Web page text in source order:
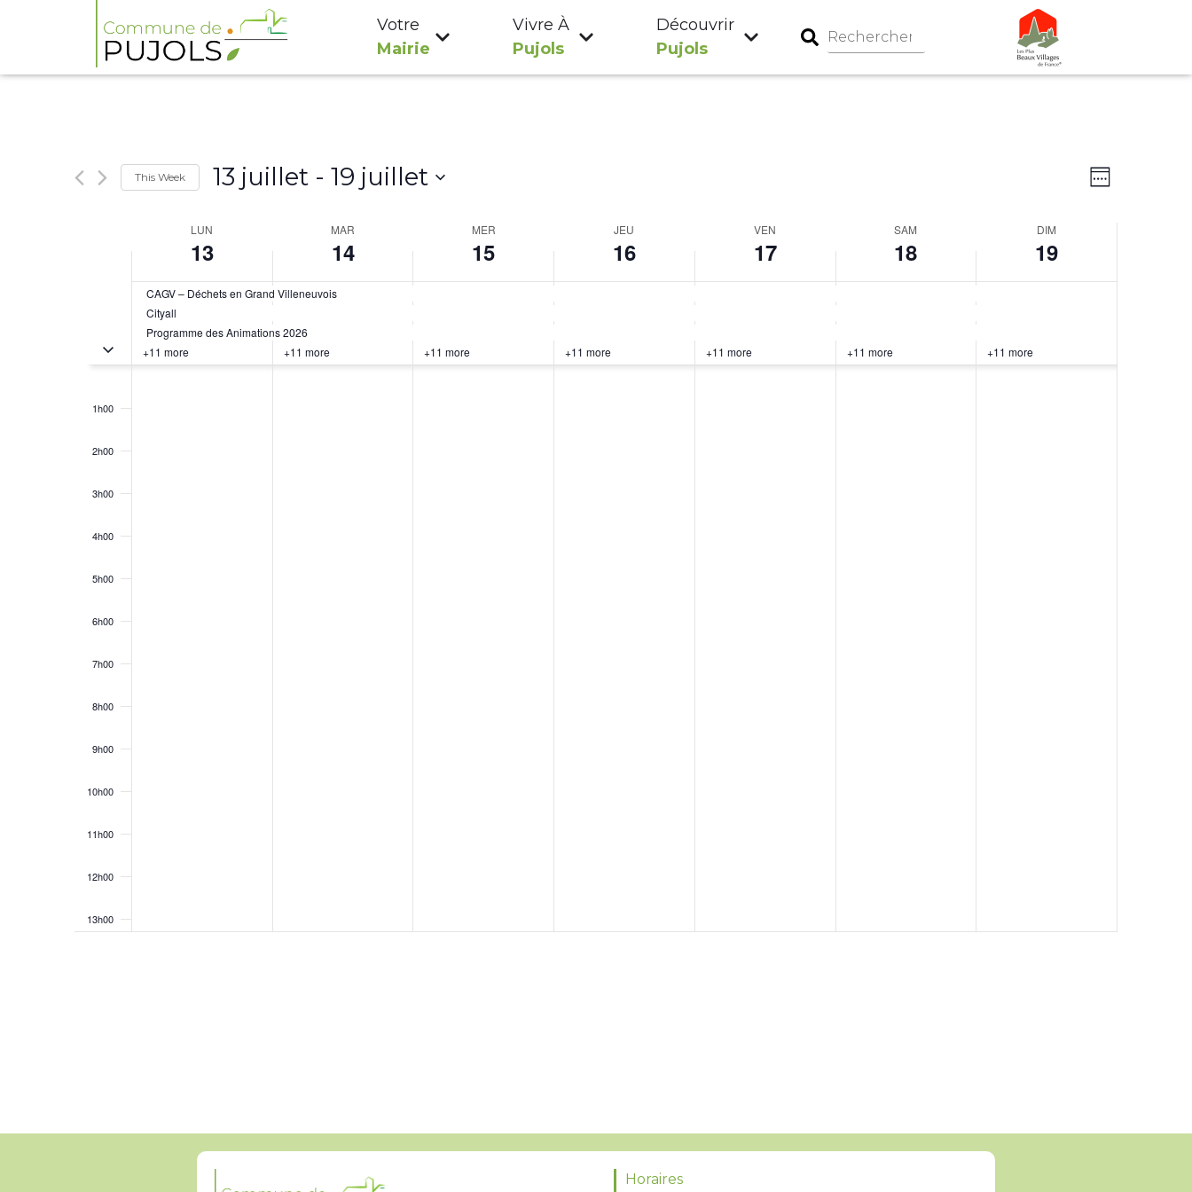
Votre
Mairie
Vivre À
Pujols
Découvrir
Pujols
Navigation
par
de
Week
This Week 13 juillet - 19 juillet
Évènements
LUN
13
MAR
14
MER
15
JEU
16
VEN
17
SAM
18
DIM
19
Toggle multiday évènements
CAGV – Déchets en Grand Villeneuvois
Cityall
Programme des Animations 2026
+11 more
+11 more +11 more +11 more +11 more +11 more +11 more
1h00
2h00
3h00
4h00
5h00
6h00
7h00
8h00
9h00
10h00
11h00
12h00
13h00
18h00
Horaires